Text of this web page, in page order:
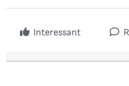
Interessant